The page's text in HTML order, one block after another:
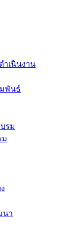
ำเนินงาน
พันธ์
รม
ม
นา